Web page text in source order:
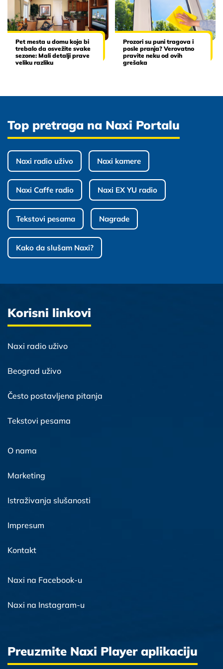
Pet mesta u domu koja bi
trebalo da osvežite svake
sezone: Mali detalji prave
veliku razliku
Prozori su puni tragova i
posle pranja? Verovatno
pravite neku od ovih
grešaka
Top pretraga na Naxi Portalu
Naxi radio uživo Naxi kamere
Naxi Caffe radio Naxi EX YU radio
Tekstovi pesama Nagrade
Kako da slušam Naxi?
Korisni linkovi
Naxi radio uživo
Beograd uživo
Često postavljena pitanja
Tekstovi pesama
O nama
Marketing
Istraživanja slušanosti
Impresum
Kontakt
Naxi na Facebook-u
Naxi na Instagram-u
Preuzmite Naxi Player aplikaciju